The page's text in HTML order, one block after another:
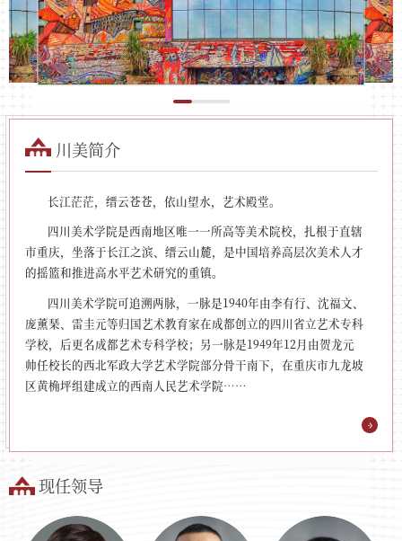
川美简介
长江茫茫，缙云苍苍，依山望水，艺术殿堂。
四川美术学院是西南地区唯一一所高等美术院校，扎根于直辖
市重庆，坐落于长江之滨、缙云山麓，是中国培养高层次美术人才
的摇篮和推进高水平艺术研究的重镇。
四川美术学院可追溯两脉，一脉是1940年由李有行、沈福文、
庞薰琹、雷圭元等归国艺术教育家在成都创立的四川省立艺术专科
学校，后更名成都艺术专科学校；另一脉是1949年12月由贺龙元
帅任校长的西北军政大学艺术学院部分骨干南下，在重庆市九龙坡
区黄桷坪组建成立的西南人民艺术学院……
现任领导